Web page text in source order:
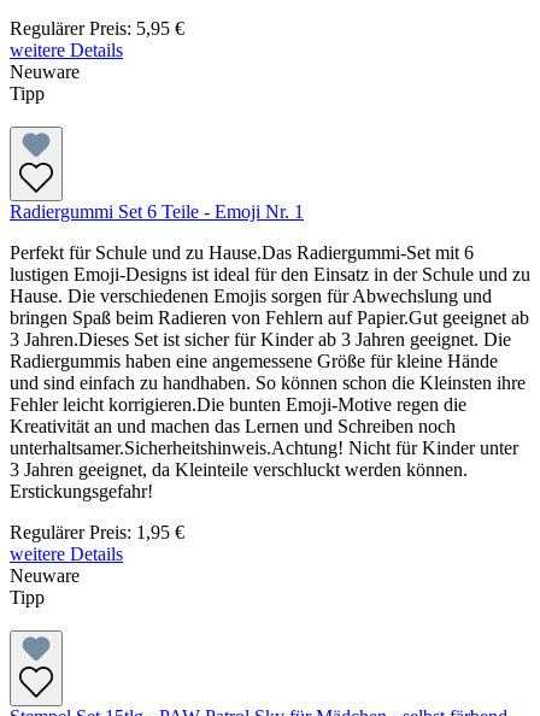
Regulärer Preis: 5,95 €
weitere Details
Neuware
Tipp
Radiergummi Set 6 Teile - Emoji Nr. 1
Perfekt für Schule und zu Hause.Das Radiergummi-Set mit 6
lustigen Emoji-Designs ist ideal für den Einsatz in der Schule und zu
Hause. Die verschiedenen Emojis sorgen für Abwechslung und
bringen Spaß beim Radieren von Fehlern auf Papier.Gut geeignet ab
3 Jahren.Dieses Set ist sicher für Kinder ab 3 Jahren geeignet. Die
Radiergummis haben eine angemessene Größe für kleine Hände
und sind einfach zu handhaben. So können schon die Kleinsten ihre
Fehler leicht korrigieren.Die bunten Emoji-Motive regen die
Kreativität an und machen das Lernen und Schreiben noch
unterhaltsamer.Sicherheitshinweis.Achtung! Nicht für Kinder unter
3 Jahren geeignet, da Kleinteile verschluckt werden können.
Erstickungsgefahr!
Regulärer Preis: 1,95 €
weitere Details
Neuware
Tipp